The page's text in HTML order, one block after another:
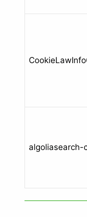
algoliasearch-